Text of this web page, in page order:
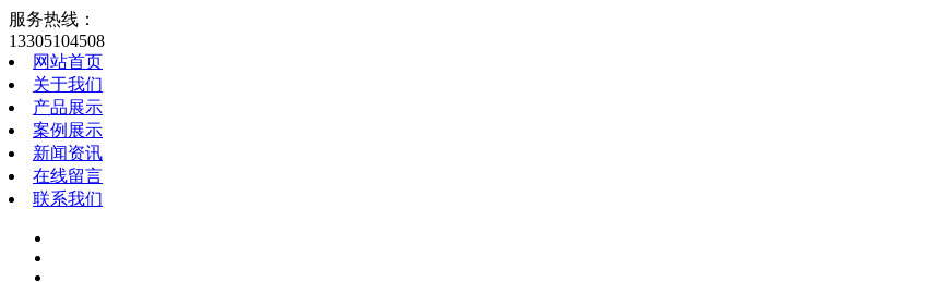
服务热线：
13305104508
网站首页
关于我们
产品展示
案例展示
新闻资讯
在线留言
联系我们